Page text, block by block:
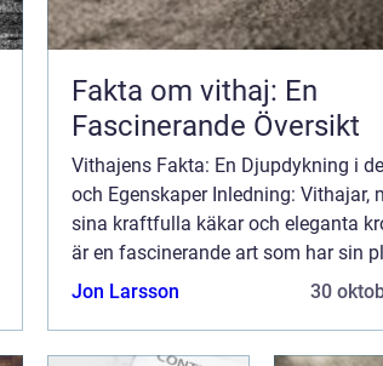
Fakta om vithaj: En
Fascinerande Översikt
Vithajens Fakta: En Djupdykning i
och Egenskaper Inledning: Vithajar,
sina kraftfulla käkar och eleganta
är en fascinerande art som har sin
havets ekosystem. Denna artikel
Jon Larsson 30